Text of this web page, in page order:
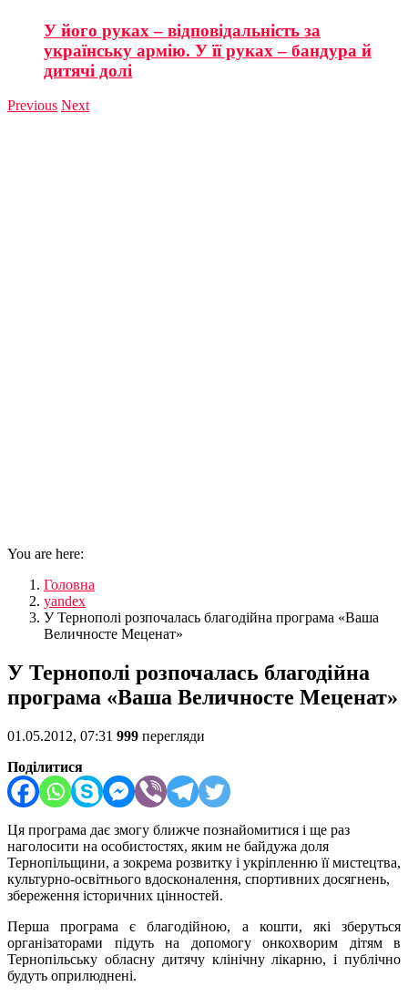
У його руках – відповідальність за
українську армію. У її руках – бандура й
дитячі долі
Previous Next
You are here:
Головна
yandex
У Тернополі розпочалась благодійна програма «Ваша
Величносте Меценат»
У Тернополі розпочалась благодійна
програма «Ваша Величносте Меценат»
01.05.2012, 07:31 999 перегляди
Поділитися
Ця програма дає змогу ближче познайомитися і ще раз
наголосити на особистостях, яким не байдужа доля
Тернопільщини, а зокрема розвитку і укріпленню її мистецтва,
культурно-освітнього вдосконалення, спортивних досягнень,
збереження історичних цінностей.
Перша програма є благодійною, а кошти, які зберуться
організаторами підуть на допомогу онкохворим дітям в
Тернопільську обласну дитячу клінічну лікарню, і публічно
будуть оприлюднені.